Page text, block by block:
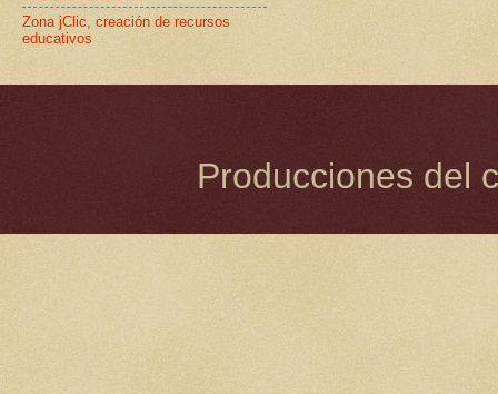
Zona jClic, creación de recursos
educativos
Producciones del